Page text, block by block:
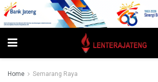
Home Semarang Raya